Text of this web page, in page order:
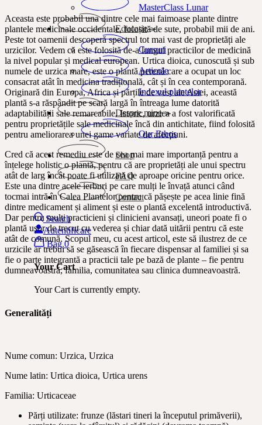
MasterClass Lunar
Educație
Cursuri
Articole
Indexul plantelor
Despre mine
Our Ethos
Shop
FAQ
Contact
Search
Autentificare
Bag 0
Your Cart
Your Cart is currently empty.
Aceasta este probabil una dintre cele mai faimoase plante dintre
plantele medicinale occidentale, folosită de sute, probabil mii de ani.
Peste tot oamenii descoperă spectrul tot mai vast de proprietăți ale
urzicilor. Vedem că este folosită de-a lungul practicilor de medicină
la nivel popular și medical european. Urtica dioica, cunoscută și sub
numele de urzica mare, este o plantă perenă care a ocupat un loc
consacrat atât în medicina tradițională, cât și în cea contemporană.
Originară din Europa, Africa și părțile de vest ale Asiei, această
plantă s-a răspândit pe scară largă în întreaga lume datorită
adaptabilității sale remarcabile. Istoric, urzica a fost valorificată
pentru proprietățile sale medicinale încă din antichitate, fiind folosită
pentru ameliorarea unei game variate de afecțiuni.
Cred că acest remediu este de cea mai mare importanță pentru a
înțelege holistic o plantă, pentru că are proprietăți ale unui spectru
atât de larg încât poate fi utilizată de aproape oricine pentru orice.
Este una dintre acele ierburi pe care mulți le învață atunci când
tocmai intră în Calea Plantelor pentru că pășește pe acea linie fină
dintre medicament și aliment și este o plantă excelentă introductivă.
Dar pentru mulți practicieni și clinicieni avansați, uneori poate fi o
plantă ușor de trecut cu vederea și chiar dată uitării pentru că este
atât de comună. Scopul meu, cu acest articol, este să ilustrez de ce
urzicile ar trebui să se găsească în fiecare dispensar al familiei și sa
fie o parte integrantă a practicii tale pe bază de plante – fie pentru
dumneavoastră, familia, comunitatea sau clinica dumneavoastră.
Generalități
Nume comun: Urzica, Urzica
Nume latin: Urtica dioica, Urtica urens
Familia: Urticaceae
Părți utilizate: frunze (lăstari tineri la începutul primăverii),